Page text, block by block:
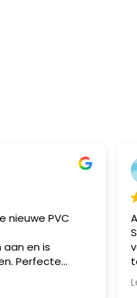
nieuwe PVC
en is
Perfecte
gebruik.